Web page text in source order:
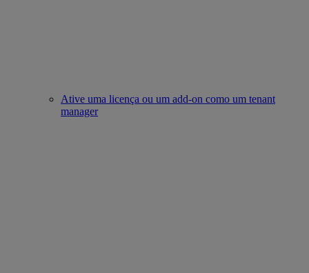
Ative uma licença ou um add-on como um tenant
manager